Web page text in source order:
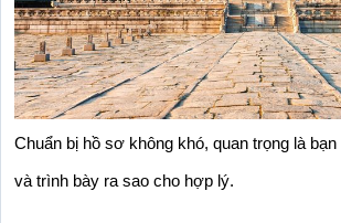
Chuẩn bị hồ sơ không khó, quan trọng là
và trình bày ra sao cho hợp lý.